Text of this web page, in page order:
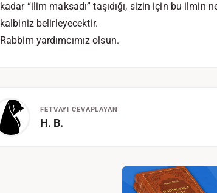
kadar “ilim maksadı” taşıdığı, sizin için bu ilmin
kalbiniz belirleyecektir.
Rabbim yardımcımız olsun.
FETVAYI CEVAPLAYAN
H. B.